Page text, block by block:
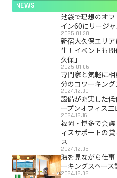
NEWS
池袋で理想のオ
イン60にリージ
2025.01.20
新宿大久保エリ
生！イベントも
久保」
2025.01.06
専門家と気軽に
分のコワーキング
2024.12.30
設備が充実した
ープンオフィス三
2024.12.16
福岡・博多で会
ィスサポートの
ス
2024.12.05
海を見ながら仕
ーキングスペース
2024.12.02